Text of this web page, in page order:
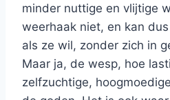
minder nuttige en vlijtige
weerhaak niet, en kan
als ze wil, zonder zich in
Maar ja, de wesp, hoe
zelfzuchtige,